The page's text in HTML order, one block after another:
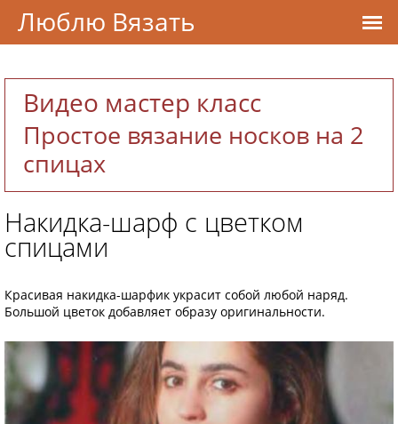
Видео мастер класс
Простое вязание носков на 2
спицах
Накидка-шарф с цветком
спицами
Красивая накидка-шарфик украсит собой любой наряд.
Большой цветок добавляет образу оригинальности.
Люблю Вязать